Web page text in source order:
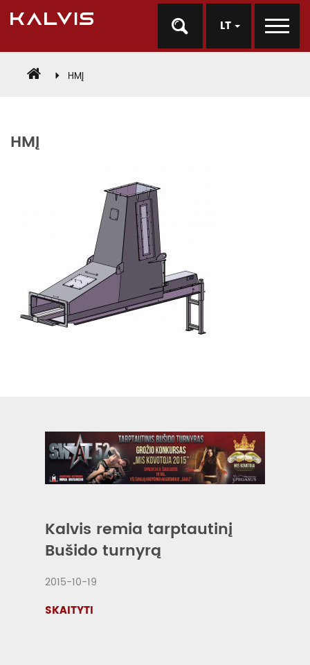
LT
HMĮ
HMĮ
Kalvis remia tarptautinį
Bušido turnyrą
2015-10-19
SKAITYTI